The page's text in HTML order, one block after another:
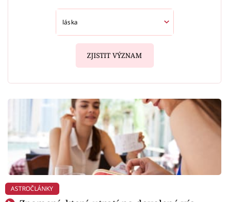
ZJISTIT VÝZNAM
ASTROČLÁNKY